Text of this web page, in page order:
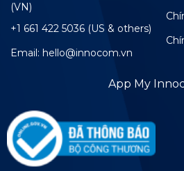
(VN)
+1 661 422 5036 (US & others)
Email: hello@innocom.vn
App My